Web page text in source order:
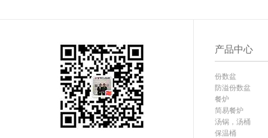
产品中心
份数盆
防溢份数盆
餐炉
简易餐炉
汤锅，汤桶
保温桶